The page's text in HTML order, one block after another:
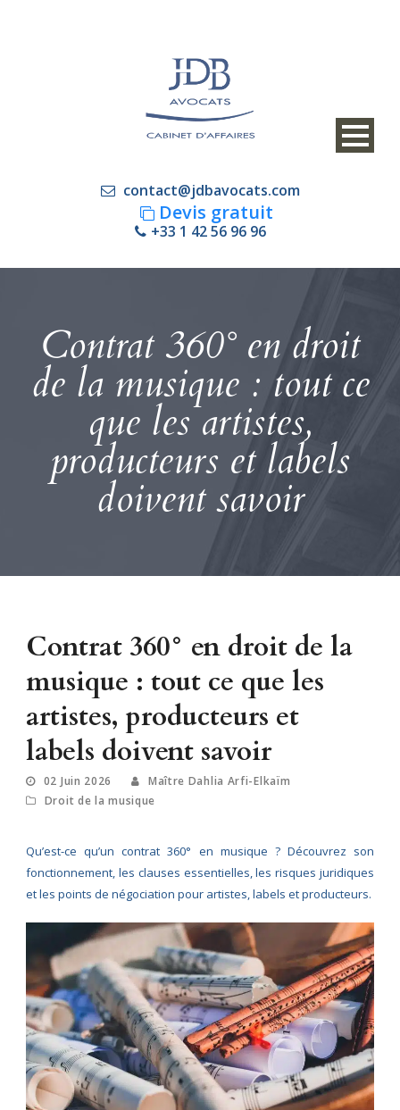
contact@jdbavocats.com
Devis gratuit
+33 1 42 56 96 96
Contrat 360° en droit
de la musique : tout ce
que les artistes,
producteurs et labels
doivent savoir
Contrat 360° en droit de la
musique : tout ce que les
artistes, producteurs et
labels doivent savoir
02 Juin 2026
Maître Dahlia Arfi-Elkaïm
Droit de la musique
Qu’est-ce qu’un contrat 360° en musique ? Découvrez son
fonctionnement, les clauses essentielles, les risques juridiques
et les points de négociation pour artistes, labels et producteurs.